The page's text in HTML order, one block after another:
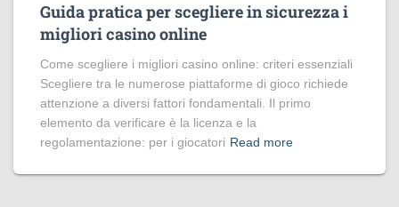
Guida pratica per scegliere in sicurezza i
migliori casino online
Come scegliere i migliori casino online: criteri essenziali
Scegliere tra le numerose piattaforme di gioco richiede
attenzione a diversi fattori fondamentali. Il primo
elemento da verificare è la licenza e la
regolamentazione: per i giocatori Read more